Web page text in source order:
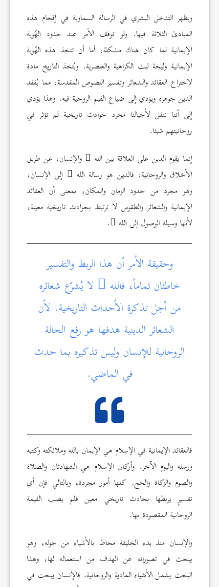
ويظهر التدخل البشري في الرسالة السماوية في إقحام هذه
المبادئ الثلاثة فيها. ولو توقف الأمر عند حدود الهُوية
الإيمانية لما كان هناك مشكلة، أما أن تتخذ هذه الهُوية
الإيمانية وليجة لبث الكراهية والعنصرية. ويُتخذ التاريخ مادة
لاختراع العقائد والشعائر وتفسير النصوص المقدسة، مما يُفقد
الدين جوهره ويؤدي إلى ضياع القيم الروحية فيه. وهذا يؤدي
إلى أننا ننقل لأجيالنا مجرد حوادث تاريخية لم تؤثر في
روحانيتهم شيئا.
إنما يقوم الدين على العلاقة بين الله
والإنسان، عن طريق
الأخلاق والروحانية، فالدين هو رسالة الله
إلى الإنسان،
وهو مجرد من حدود الزمان والمكان، بمعنى أن العقائد
الإيمانية والشعائر والطقوس لا ترتبط بحوادث تاريخية معينة،
لأنها وسيلة الوصول إلى الله .
وحقيقة الأمر أن هذا الربط والتفسير
خاطئان تماماً، فالله
لا يُشرّع شعائره
من أجل تذكرة الأحداث التاريخية. لأن
الشعائر الدينية هدفها هو رفع الحالة
الروحانية للإنسان وليس تذكيره بما حدث
في الماضي.
فالعقائد الإيمانية في الإسلام هي الإيمان بالله وملائكته وكتبه
ورسله واليوم الآخر. وأركان الإسلام هي الشهادتان والصلاة
والصوم والزكاة والحج. كلها أمور مجردة، وبالتالي فإن أي
تفسيرٍ يربطها بحادث تاريخي معين فلم يصب القيمة
الروحانية المقصودة بها.
والإنسان منذ بدء الخليقة محاط بالأشياء من حوله، وهو
يبحث في تصوراته عن الهدف من استعماله لها، وهذا
البحث يشمل الأشياء المادية والروحانية. فالإنسان يبحث في